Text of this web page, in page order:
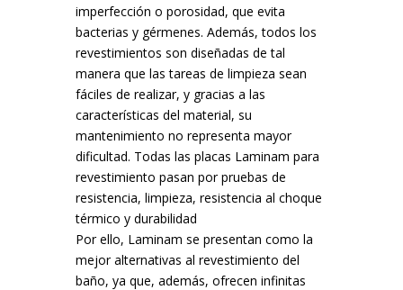
imperfección o porosidad, que evita
bacterias y gérmenes. Además, todos los
revestimientos son diseñadas de tal
manera que las tareas de limpieza sean
fáciles de realizar, y gracias a las
características del material, su
mantenimiento no representa mayor
dificultad. Todas las placas Laminam para
revestimiento pasan por pruebas de
resistencia, limpieza, resistencia al choque
térmico y durabilidad
Por ello, Laminam se presentan como la
mejor alternativas al revestimiento del
baño, ya que, además, ofrecen infinitas